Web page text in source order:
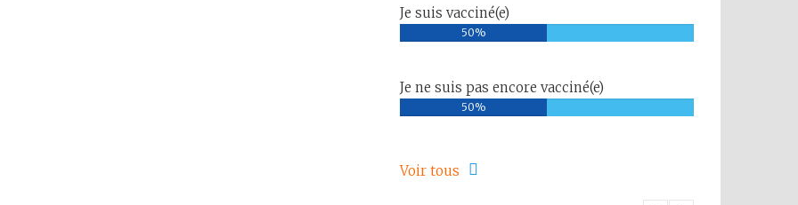
Je suis vacciné(e)
50%
Je ne suis pas encore vacciné(e)
50%
Voir tous